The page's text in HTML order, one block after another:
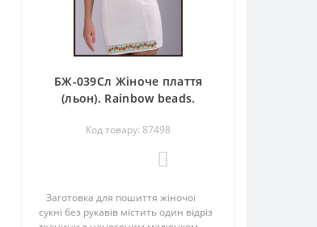
БЖ-039Сл Жіноче плаття
(льон). Rainbow beads.
нитками або бісером
Код товару: 87498
Заготовка для пошиття жіночої
сукні без рукавів містить один відріз